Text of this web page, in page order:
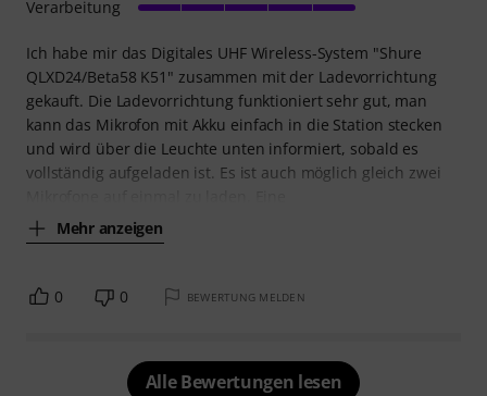
Ich habe mir das Digitales UHF Wireless-System "Shure
QLXD24/Beta58 K51" zusammen mit der Ladevorrichtung
gekauft. Die Ladevorrichtung funktioniert sehr gut, man
kann das Mikrofon mit Akku einfach in die Station stecken
und wird über die Leuchte unten informiert, sobald es
vollständig aufgeladen ist. Es ist auch möglich gleich zwei
Mehr anzeigen
Verarbeitung
0 0 BEWERTUNG MELDEN
Alle Bewertungen lesen